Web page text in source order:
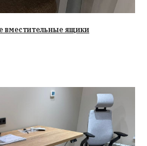
вместительные ящики